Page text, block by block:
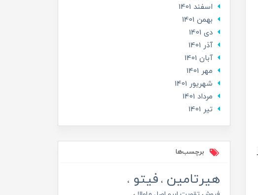
اسفند 1401
بهمن 1401
دی 1401
آذر 1401
آبان 1401
مهر 1401
شهریور 1401
مرداد 1401
تير 1401
برچسب‌ها
هیرتامین فیتو